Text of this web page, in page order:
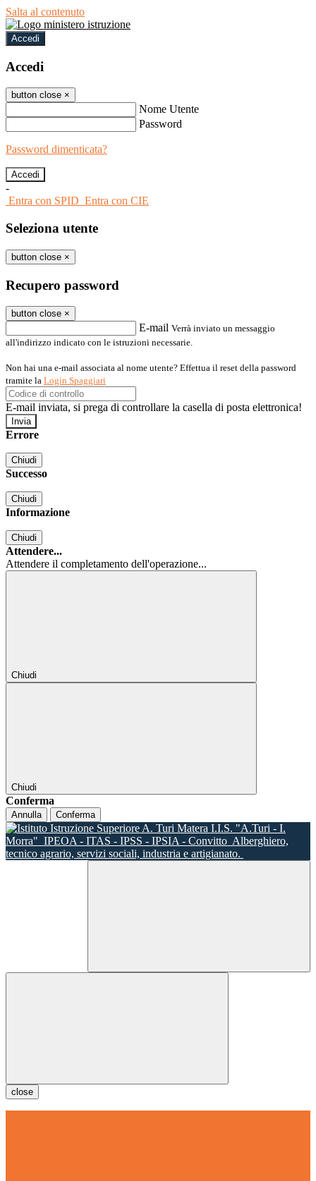
Salta al contenuto
Accedi
Accedi
button close ×
Nome Utente
Password
Password dimenticata?
-
Entra con SPID Entra con CIE
Seleziona utente
button close ×
Recupero password
button close ×
E-mail Verrà inviato un messaggio
all'indirizzo indicato con le istruzioni necessarie.
Non hai una e-mail associata al nome utente? Effettua il reset della password
tramite la Login Spaggiari
E-mail inviata, si prega di controllare la casella di posta elettronica!
Errore
Chiudi
Successo
Chiudi
Informazione
Chiudi
Attendere...
Attendere il completamento dell'operazione...
Chiudi
Chiudi
Conferma
Annulla Conferma
I.I.S. "A.Turi - I.
Morra" IPEOA - ITAS - IPSS - IPSIA - Convitto Alberghiero,
tecnico agrario, servizi sociali, industria e artigianato.
close